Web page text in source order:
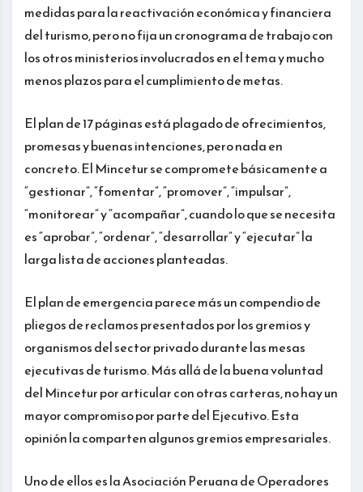
medidas para la reactivación económica y financiera
del turismo, pero no fija un cronograma de trabajo con
los otros ministerios involucrados en el tema y mucho
menos plazos para el cumplimiento de metas.
El plan de 17 páginas está plagado de ofrecimientos,
promesas y buenas intenciones, pero nada en
concreto. El Mincetur se compromete básicamente a
“gestionar”, “fomentar”, “promover”, “impulsar”,
“monitorear” y “acompañar”, cuando lo que se necesita
es “aprobar”, “ordenar”, “desarrollar” y “ejecutar” la
larga lista de acciones planteadas.
El plan de emergencia parece más un compendio de
pliegos de reclamos presentados por los gremios y
organismos del sector privado durante las mesas
ejecutivas de turismo. Más allá de la buena voluntad
del Mincetur por articular con otras carteras, no hay un
mayor compromiso por parte del Ejecutivo. Esta
opinión la comparten algunos gremios empresariales.
Uno de ellos es la Asociación Peruana de Operadores